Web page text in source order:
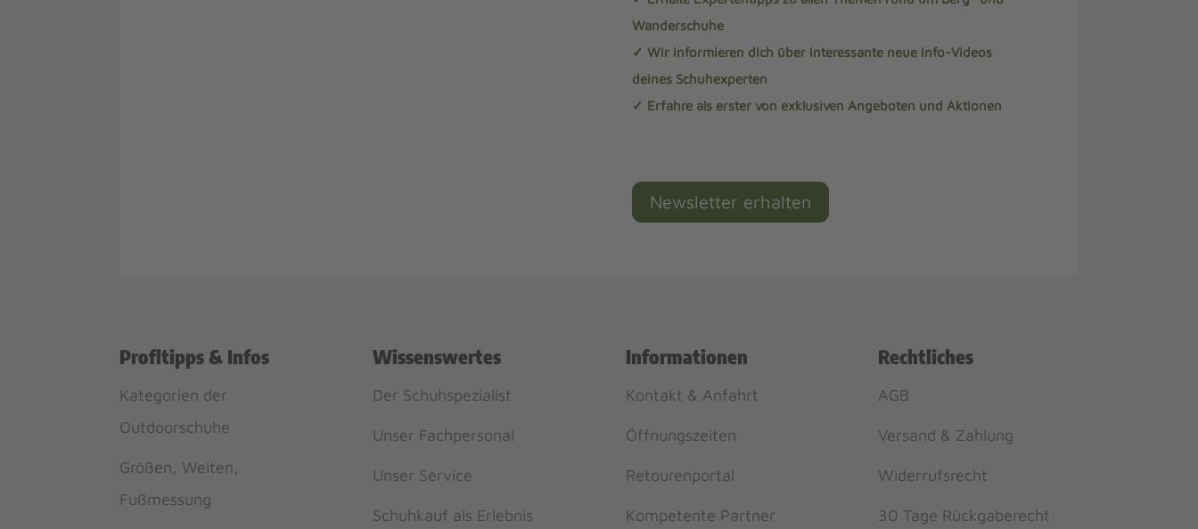
Wanderschuhe
✓ Wir informieren dich über interessante neue Info-Videos
deines Schuhexperten
✓ Erfahre als erster von exklusiven Angeboten und Aktionen
Newsletter erhalten
Profitipps & Infos
Kategorien der
Outdoorschuhe
Größen, Weiten,
Fußmessung
Wissenswertes
Der Schuhspezialist
Unser Fachpersonal
Unser Service
Schuhkauf als Erlebnis
Informationen
Kontakt & Anfahrt
Öffnungszeiten
Retourenportal
Kompetente Partner
Rechtliches
AGB
Versand & Zahlung
Widerrufsrecht
30 Tage Rückgaberecht